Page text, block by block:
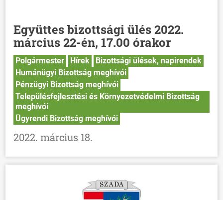
Együttes bizottsági ülés 2022.
március 22-én, 17.00 órakor
Polgármester Hírek
Bizottsági ülések, napirendek
Humánügyi Bizottság meghívói
Pénzügyi Bizottság meghívói
Településfejlesztési és Környezetvédelmi Bizottság
meghívói
Ügyrendi Bizottság meghívói
2022. március 18.